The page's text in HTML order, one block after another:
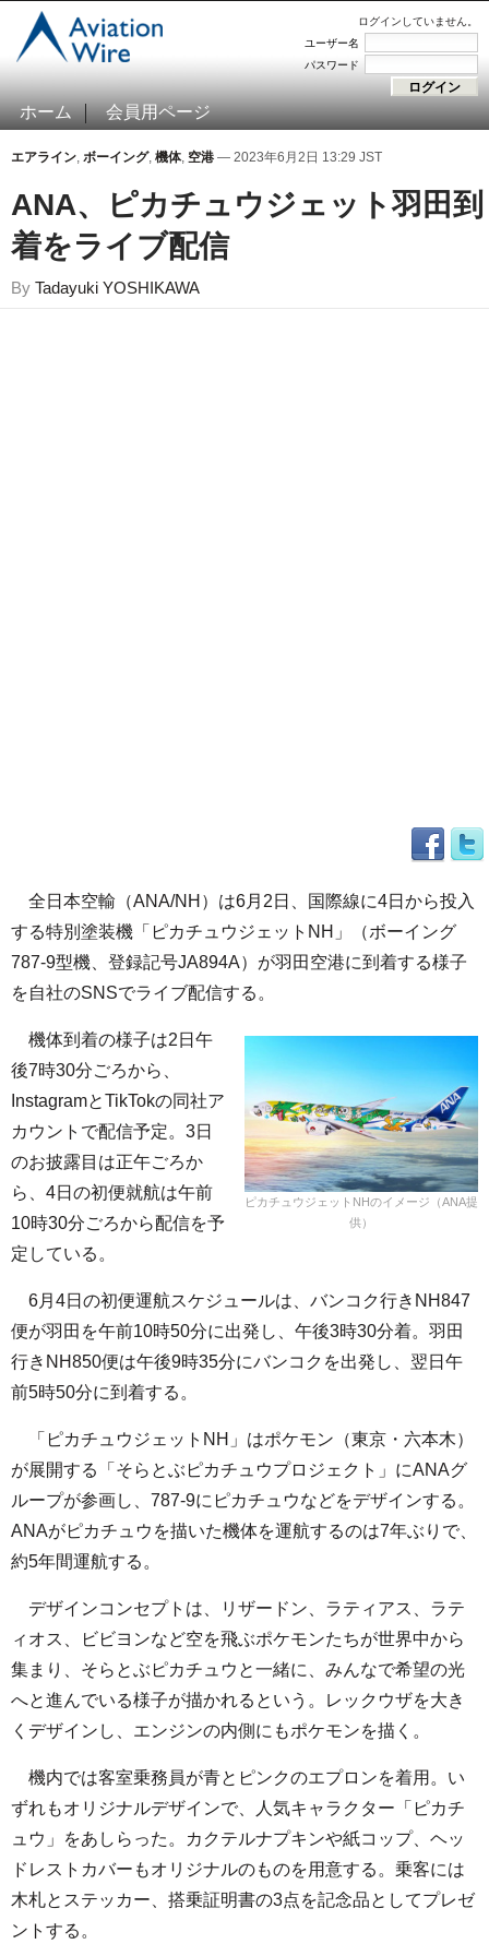
ログインしていません。
ユーザー名
パスワード
ホーム 会員用ページ
エアライン, ボーイング, 機体, 空港 — 2023年6月2日 13:29 JST
ANA、ピカチュウジェット羽田到
着をライブ配信
By Tadayuki YOSHIKAWA
全日本空輸（ANA/NH）は6月2日、国際線に4日から投入
する特別塗装機「ピカチュウジェットNH」（ボーイング
787-9型機、登録記号JA894A）が羽田空港に到着する様子
を自社のSNSでライブ配信する。
ピカチュウジェットNHのイメージ（ANA提
供）
機体到着の様子は2日午
後7時30分ごろから、
InstagramとTikTokの同社ア
カウントで配信予定。3日
のお披露目は正午ごろか
ら、4日の初便就航は午前
10時30分ごろから配信を予
定している。
6月4日の初便運航スケジュールは、バンコク行きNH847
便が羽田を午前10時50分に出発し、午後3時30分着。羽田
行きNH850便は午後9時35分にバンコクを出発し、翌日午
前5時50分に到着する。
「ピカチュウジェットNH」はポケモン（東京・六本木）
が展開する「そらとぶピカチュウプロジェクト」にANAグ
ループが参画し、787-9にピカチュウなどをデザインする。
ANAがピカチュウを描いた機体を運航するのは7年ぶりで、
約5年間運航する。
デザインコンセプトは、リザードン、ラティアス、ラテ
ィオス、ビビヨンなど空を飛ぶポケモンたちが世界中から
集まり、そらとぶピカチュウと一緒に、みんなで希望の光
へと進んでいる様子が描かれるという。レックウザを大き
くデザインし、エンジンの内側にもポケモンを描く。
機内では客室乗務員が青とピンクのエプロンを着用。い
ずれもオリジナルデザインで、人気キャラクター「ピカチ
ュウ」をあしらった。カクテルナプキンや紙コップ、ヘッ
ドレストカバーもオリジナルのものを用意する。乗客には
木札とステッカー、搭乗証明書の3点を記念品としてプレゼ
ントする。